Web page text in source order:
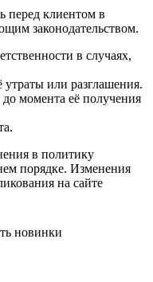
перед клиентом в
законодательством.
в случаях,
или разглашения.
момента её получения
в политику
порядке. Изменения
на сайте
новинки